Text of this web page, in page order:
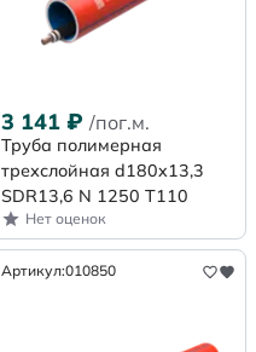
3 141 ₽ /пог.м.
Труба полимерная
трехслойная d180x13,3
SDR13,6 N 1250 Т110
Нет оценок
Артикул:010850